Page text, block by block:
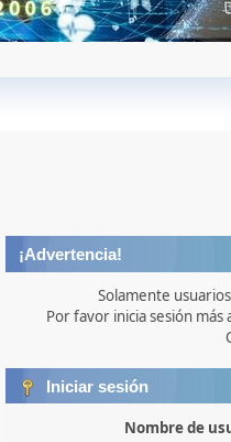
¡Advertencia!
Solamente
Por favor inicia sesión más
Iniciar sesión
Nombre de